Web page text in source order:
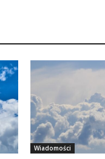
Wiadomości